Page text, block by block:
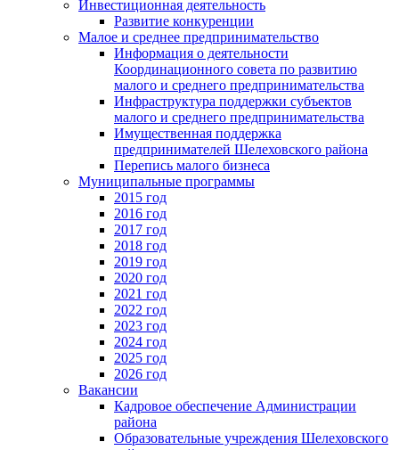
Инвестиционная деятельность
Развитие конкуренции
Малое и среднее предпринимательство
Информация о деятельности
Координационного совета по развитию
малого и среднего предпринимательства
Инфраструктура поддержки субъектов
малого и среднего предпринимательства
Имущественная поддержка
предпринимателей Шелеховского района
Перепись малого бизнеса
Муниципальные программы
2015 год
2016 год
2017 год
2018 год
2019 год
2020 год
2021 год
2022 год
2023 год
2024 год
2025 год
2026 год
Вакансии
Кадровое обеспечение Администрации
района
Образовательные учреждения Шелеховского